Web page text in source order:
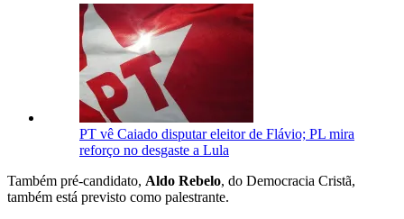
PT vê Caiado disputar eleitor de Flávio; PL mira
reforço no desgaste a Lula
Também pré-candidato, Aldo Rebelo, do Democracia Cristã,
também está previsto como palestrante.